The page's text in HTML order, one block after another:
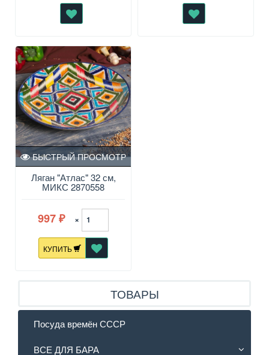
Ляган "Атлас" 32 см,
МИКС 2870558
БЫСТРЫЙ ПРОСМОТР
997 ₽ ×
КУПИТЬ
ТОВАРЫ
Посуда времён СССР
ВСЕ ДЛЯ БАРА